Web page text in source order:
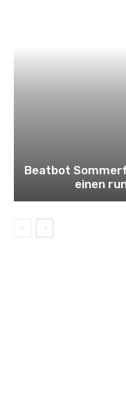
Beatbot
einen